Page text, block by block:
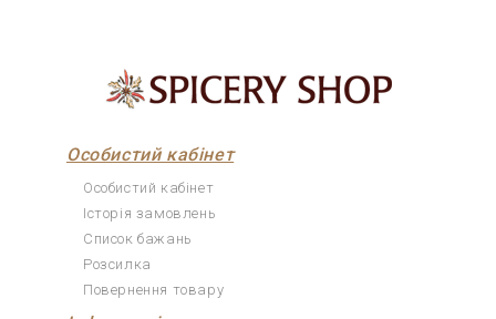
Особистий кабінет
Особистий кабінет
Історія замовлень
Список бажань
Розсилка
Повернення товару